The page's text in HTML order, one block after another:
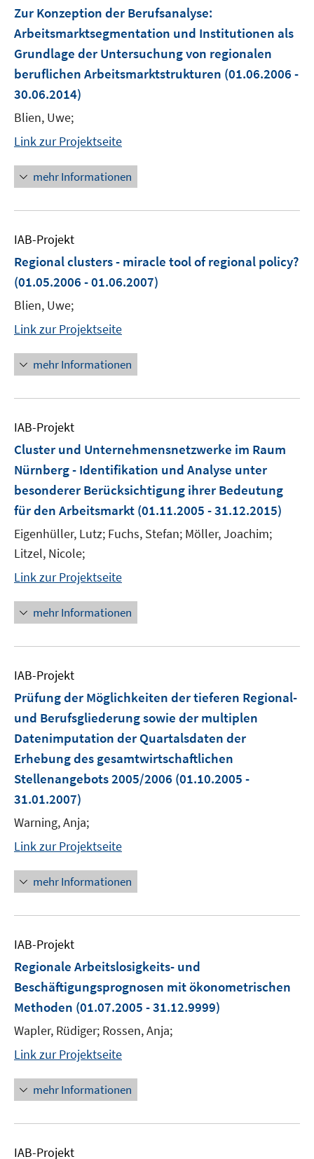
Zur Konzeption der Berufsanalyse:
Arbeitsmarktsegmentation und Institutionen als
Grundlage der Untersuchung von regionalen
beruflichen Arbeitsmarktstrukturen (01.06.2006 -
30.06.2014)
Blien, Uwe;
Link zur Projektseite
mehr Informationen
IAB-Projekt
Regional clusters - miracle tool of regional policy?
(01.05.2006 - 01.06.2007)
Blien, Uwe;
Link zur Projektseite
mehr Informationen
IAB-Projekt
Cluster und Unternehmensnetzwerke im Raum
Nürnberg - Identifikation und Analyse unter
besonderer Berücksichtigung ihrer Bedeutung
für den Arbeitsmarkt (01.11.2005 - 31.12.2015)
Eigenhüller, Lutz; Fuchs, Stefan; Möller, Joachim;
Litzel, Nicole;
Link zur Projektseite
mehr Informationen
IAB-Projekt
Prüfung der Möglichkeiten der tieferen Regional-
und Berufsgliederung sowie der multiplen
Datenimputation der Quartalsdaten der
Erhebung des gesamtwirtschaftlichen
Stellenangebots 2005/2006 (01.10.2005 -
31.01.2007)
Warning, Anja;
Link zur Projektseite
mehr Informationen
IAB-Projekt
Regionale Arbeitslosigkeits- und
Beschäftigungsprognosen mit ökonometrischen
Methoden (01.07.2005 - 31.12.9999)
Wapler, Rüdiger; Rossen, Anja;
Link zur Projektseite
mehr Informationen
IAB-Projekt